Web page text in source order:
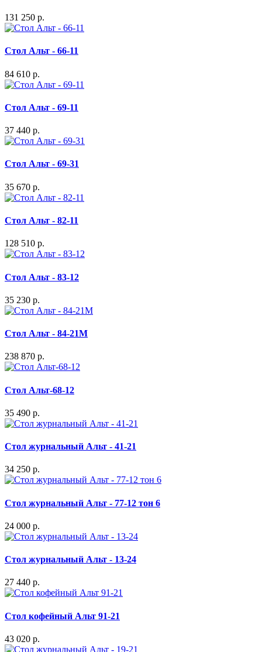
131 250 р.
Стол Альт - 66-11
84 610 р.
Стол Альт - 69-11
37 440 р.
Стол Альт - 69-31
35 670 р.
Стол Альт - 82-11
128 510 р.
Стол Альт - 83-12
35 230 р.
Стол Альт - 84-21M
238 870 р.
Стол Альт-68-12
35 490 р.
Стол журнальный Альт - 41-21
34 250 р.
Стол журнальный Альт - 77-12 тон 6
24 000 р.
Стол журнальный Альт - 13-24
27 440 р.
Стол кофейный Альт 91-21
43 020 р.